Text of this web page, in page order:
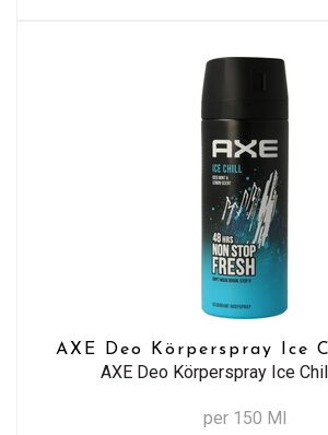
AXE Deo Körperspray Ice
AXE Deo Körperspray Ice
per 150 Ml